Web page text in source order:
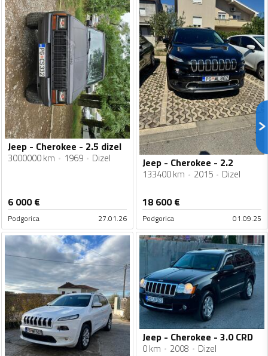
Jeep - Cherokee - 2.5 dizel
3000000 km 1969 Dizel
6 000€
Podgorica 27.01.26
Jeep - Cherokee - 2.2
133400 km 2015 Dizel
18 600€
Podgorica 01.09.25
Jeep - Cherokee - 3.0 CRD
0 km 2008 Dizel